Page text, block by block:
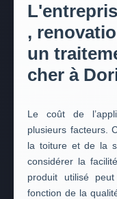
,
un
cher à
Le coût de
plusieurs facteurs.
la toiture et de la
considérer la
produit utilisé
fonction de la